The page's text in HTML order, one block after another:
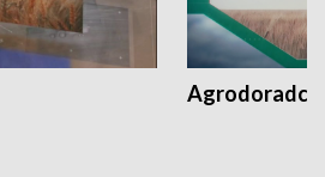
Agrodoradcy